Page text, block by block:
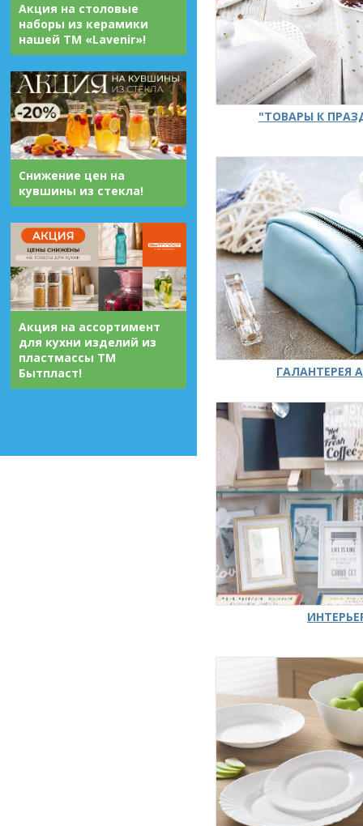
Акция на столовые
наборы из керамики
нашей ТМ «Lavenir»!
Снижение цен на
кувшины из стекла!
Акция на ассортимент
для кухни изделий из
пластмассы ТМ
Бытпласт!
"ТОВАРЫ К
ГАЛАНТЕРЕЯ